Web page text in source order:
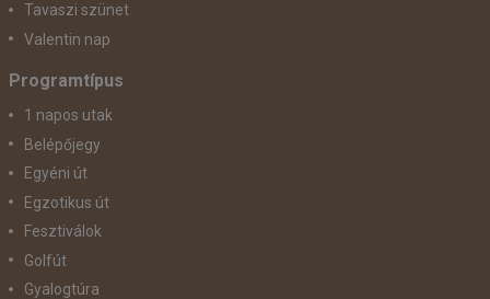
Tavaszi szünet
Valentin nap
Programtípus
1 napos utak
Belépőjegy
Egyéni út
Egzotikus út
Fesztiválok
Golfút
Gyalogtúra